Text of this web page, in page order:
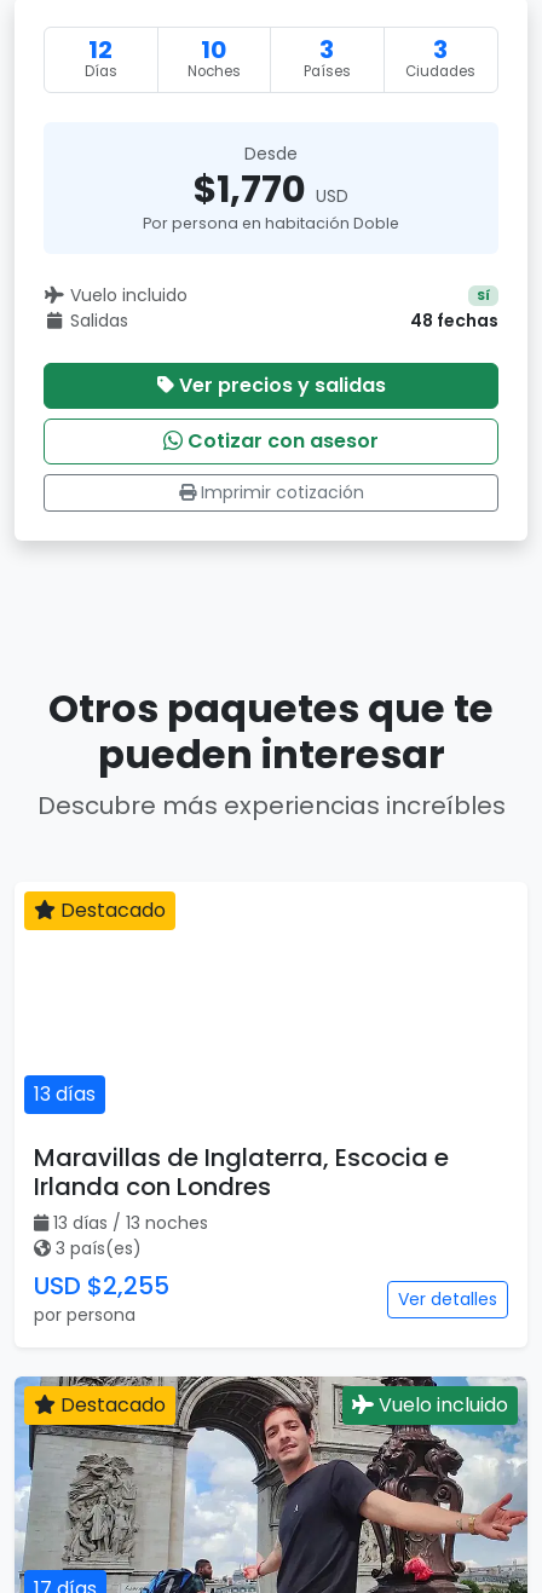
12
Días
10
Noches
3
Países
3
Ciudades
Desde
$1,770 USD
Por persona en habitación Doble
Vuelo incluido Sí
Salidas 48 fechas
Ver precios y salidas
Cotizar con asesor
Imprimir cotización
Otros paquetes que te
pueden interesar
Descubre más experiencias increíbles
13 días
Destacado
Maravillas de Inglaterra, Escocia e
Irlanda con Londres
13 días / 13 noches
3 país(es)
USD $2,255
por persona
Ver detalles
Destacado Vuelo incluido